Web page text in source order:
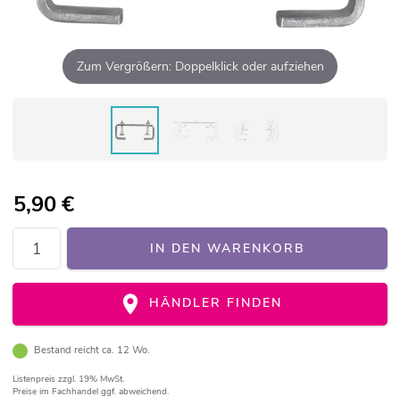
Zum Vergrößern: Doppelklick oder aufziehen
5,90€
IN DEN WARENKORB
HÄNDLER FINDEN
Bestand reicht ca. 12 Wo.
Listenpreis zzgl. 19% MwSt.
Preise im Fachhandel ggf. abweichend.